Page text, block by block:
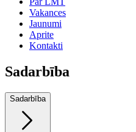
Vakances
Jaunumi
Aprite
Kontakti
Sadarbība
Sadarbība